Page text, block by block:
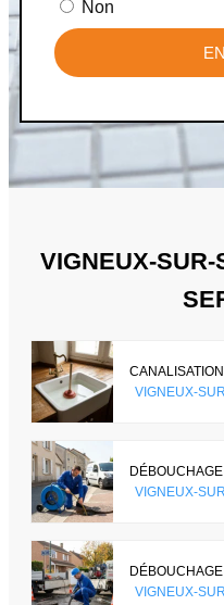
Non
VIGNEUX-SUR-
VIGNEUX-
VIGNEUX-
VIGNEUX-